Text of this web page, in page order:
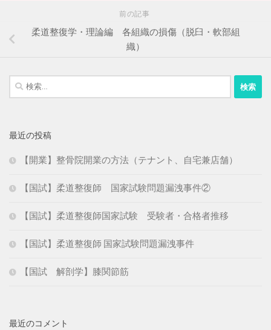
前の記事
柔道整復学・理論編 各組織の損傷（脱臼・軟部組
織）
検
索:
最近の投稿
【開業】整骨院開業の方法（テナント、自宅兼店舗）
【国試】柔道整復師 国家試験問題漏洩事件②
【国試】柔道整復師国家試験 受験者・合格者推移
【国試】柔道整復師 国家試験問題漏洩事件
【国試 解剖学】膝関節筋
最近のコメント